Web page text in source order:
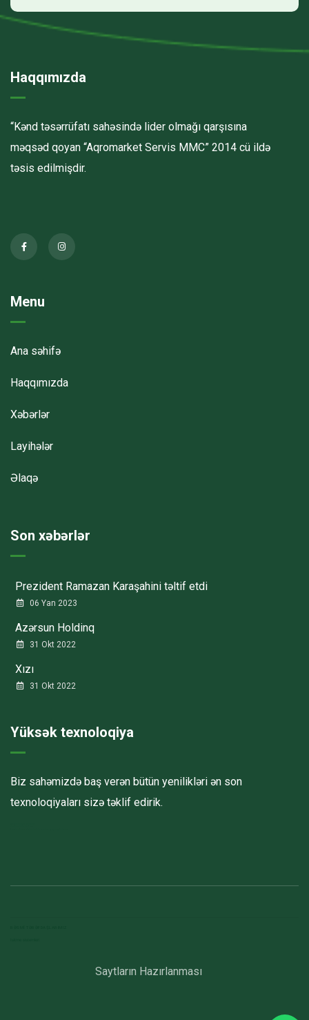
Haqqımızda
“Kənd təsərrüfatı sahəsində lider olmağı qarşısına
məqsəd qoyan “Aqromarket Servis MMC” 2014 cü ildə
təsis edilmişdir.
Menu
Ana səhifə
Haqqımızda
Xəbərlər
Layihələr
Əlaqə
Son xəbərlər
Prezident Ramazan Karaşahini təltif etdi
06 Yan 2023
Azərsun Holdinq
31 Okt 2022
Xızı
31 Okt 2022
Yüksək texnoloqiya
Biz sahəmizdə baş verən bütün yenilikləri ən son
texnoloqiyaları sizə təklif edirik.
Saytların Hazırlanması